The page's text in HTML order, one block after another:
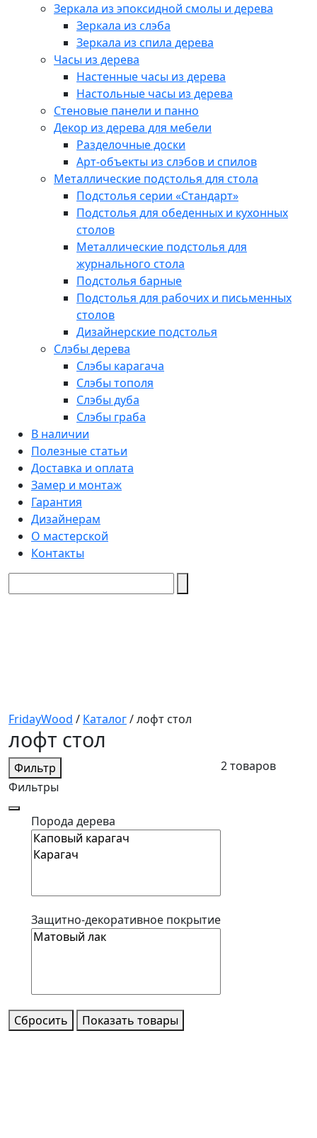
Зеркала из эпоксидной смолы и дерева
Зеркала из слэба
Зеркала из спила дерева
Часы из дерева
Настенные часы из дерева
Настольные часы из дерева
Стеновые панели и панно
Декор из дерева для мебели
Разделочные доски
Арт-объекты из слэбов и спилов
Металлические подстолья для стола
Подстолья серии «Стандарт»
Подстолья для обеденных и кухонных
столов
Металлические подстолья для
журнального стола
Подстолья барные
Подстолья для рабочих и письменных
столов
Дизайнерские подстолья
Слэбы дерева
Слэбы карагача
Слэбы тополя
Слэбы дуба
Слэбы граба
В наличии
Полезные статьи
Доставка и оплата
Замер и монтаж
Гарантия
Дизайнерам
О мастерской
Контакты
FridayWood / Каталог/лофт стол
лофт стол
Фильтр
Фильтры
Порода дерева
Защитно-декоративное покрытие
Сбросить Показать товары
2 товаров